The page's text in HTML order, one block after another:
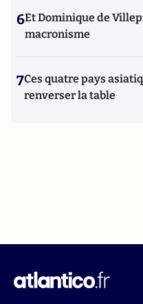
6Et Dominique de
macronisme
7Ces quatre pays
renverser la table